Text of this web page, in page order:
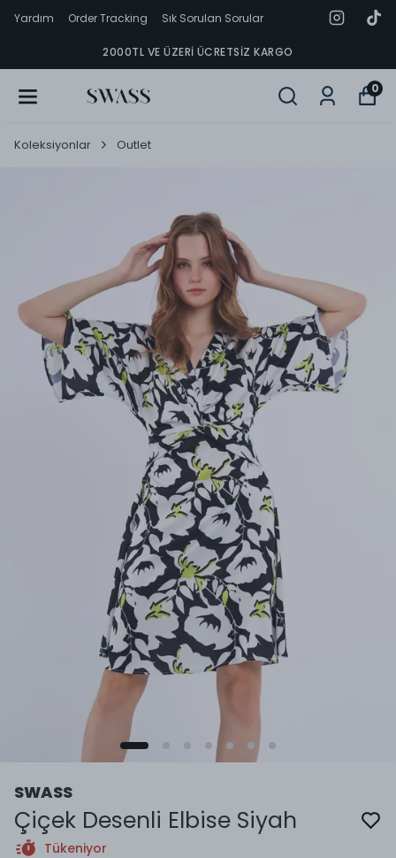
Yardım Order Tracking Sık Sorulan Sorular
2000TL VE ÜZERI ÜCRETSIZ KARGO
0
Koleksiyonlar Outlet
SWASS
Çiçek Desenli Elbise Siyah
Tükeniyor